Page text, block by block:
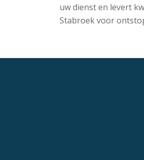
uw dienst en levert
Stabroek voor